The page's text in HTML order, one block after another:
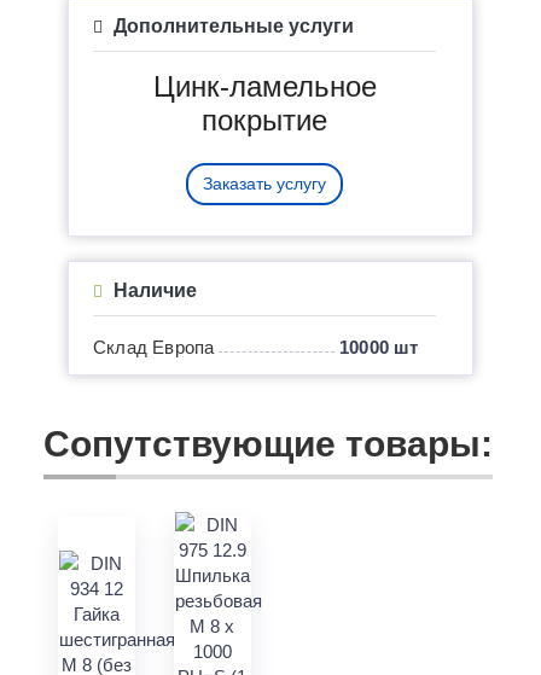
Дополнительные услуги
Цинк-ламельное
покрытие
Заказать услугу
Наличие
Склад Европа 10000 шт
Сопутствующие товары: